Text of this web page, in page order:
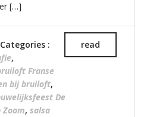
[…]
read
:
,
Franse
bij bruiloft,
De
Zoom, salsa